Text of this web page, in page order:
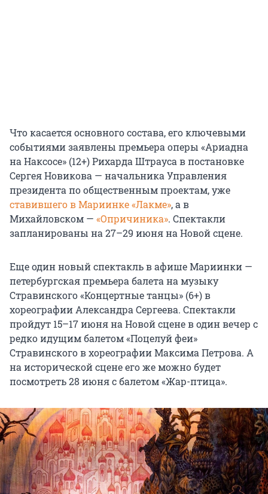
Что касается основного состава, его ключевыми
событиями заявлены премьера оперы «Ариадна
на Наксосе» (12+) Рихарда Штрауса в постановке
Сергея Новикова — начальника Управления
президента по общественным проектам, уже
ставившего в Мариинке «Лакме», а в
Михайловском — «Опричиника». Спектакли
запланированы на 27–29 июня на Новой сцене.
Еще один новый спектакль в афише Мариинки —
петербургская премьера балета на музыку
Стравинского «Концертные танцы» (6+) в
хореографии Александра Сергеева. Спектакли
пройдут 15–17 июня на Новой сцене в один вечер с
редко идущим балетом «Поцелуй феи»
Стравинского в хореографии Максима Петрова. А
на исторической сцене его же можно будет
посмотреть 28 июня с балетом «Жар-птица».